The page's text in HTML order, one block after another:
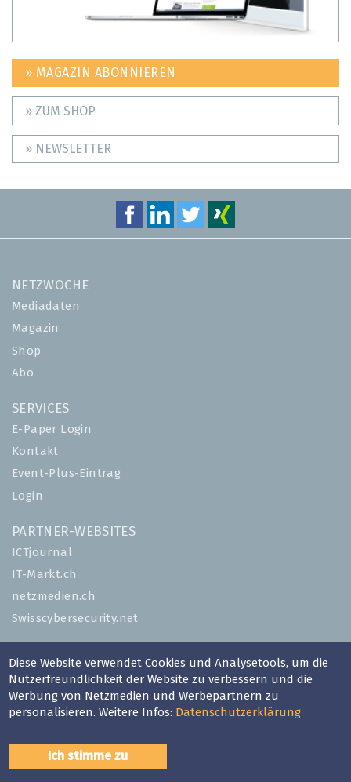
» MAGAZIN ABONNIEREN
» ZUM SHOP
» NEWSLETTER
NETZWOCHE
Mediadaten
Magazin
Shop
Abo
SERVICES
E-Paper Login
Kontakt
Event-Plus-Eintrag
Login
PARTNER-WEBSITES
ICTjournal
IT-Markt.ch
netzmedien.ch
Swisscybersecurity.net
Impressum
AGB
Nutzungsbestimmungen
Datenschutzerklärung
Diese Website verwendet Cookies und Analysetools, um die
Nutzerfreundlichkeit der Website zu verbessern und die
Werbung von Netzmedien und Werbepartnern zu
personalisieren. Weitere Infos: Datenschutzerklärung
Ich stimme zu